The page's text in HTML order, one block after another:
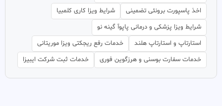
اخذ پاسپورت برونئی تضمینی
شرایط ویزا کاری کلمبیا
شرایط ویزا پزشکی و درمانی پاپوآ گینه نو
استارتاپ و استارتاپ هلند
خدمات رفع ریجکتی ویزا موریتانی
خدمات سفارت بوسنی و هرزگوین فوری
خدمات ثبت شرکت ایبیزا